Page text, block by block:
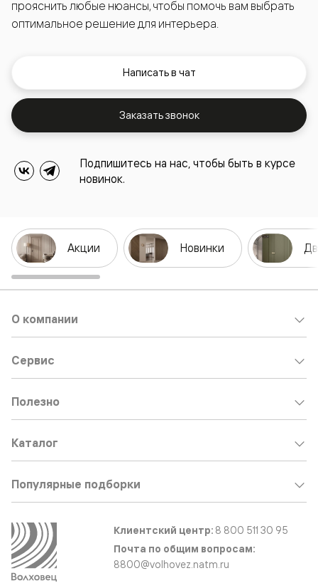
прояснить любые нюансы, чтобы помочь вам выбрать
оптимальное решение для интерьера.
Написать в чат
Заказать звонок
Подпишитесь на нас, чтобы быть в курсе
новинок.
Акции Новинки
О компании
Сервис
Полезно
Каталог
Популярные подборки
Клиентский центр: 8 800 511 30 95
Почта по общим вопросам:
8800@volhovez.natm.ru